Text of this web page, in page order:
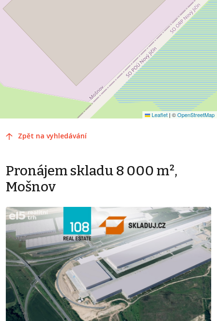
Leaflet | ©OpenStreetMap
Zpět na vyhledávání
Pronájem skladu 8 000 m²,
Mošnov